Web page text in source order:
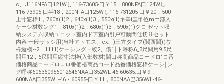
c、J116NFA口121Wし116-73605-口￥15，800NFA口124Wし
116-73905-口半18，200NFA口125Wし116-731205-口￥20，500
上寸窓枠1，760X(1)2，640x(1)3，550x(1)キ辛i圭単位mm部入
ケーシ材数ング1，810x(1)2，680x(1)3，590x(1)クロlゼット収
納システム収納ユニット室内ドア室内引戸可動間仕切りセット
内容-一般サッシ用(当社アトモス、cx、)三方タイプ(関西間)(窓
枠縦横~2，1111)ケーシング・絞2、償1￨ト呼称6_3尺問用9.5尺
問用12，6尺問用縦寸法枠(入部数材)間口称高商品コードロ"ロ番
価格商品コードロロロ番価格商品コード品番価格窓枠ケーシ￨ン
グ呼称606360956012646NAA口352WL-46-60635.口￥9，
600NAA口355WL-46・60955-口￥11，800NAA巴356WL-46-